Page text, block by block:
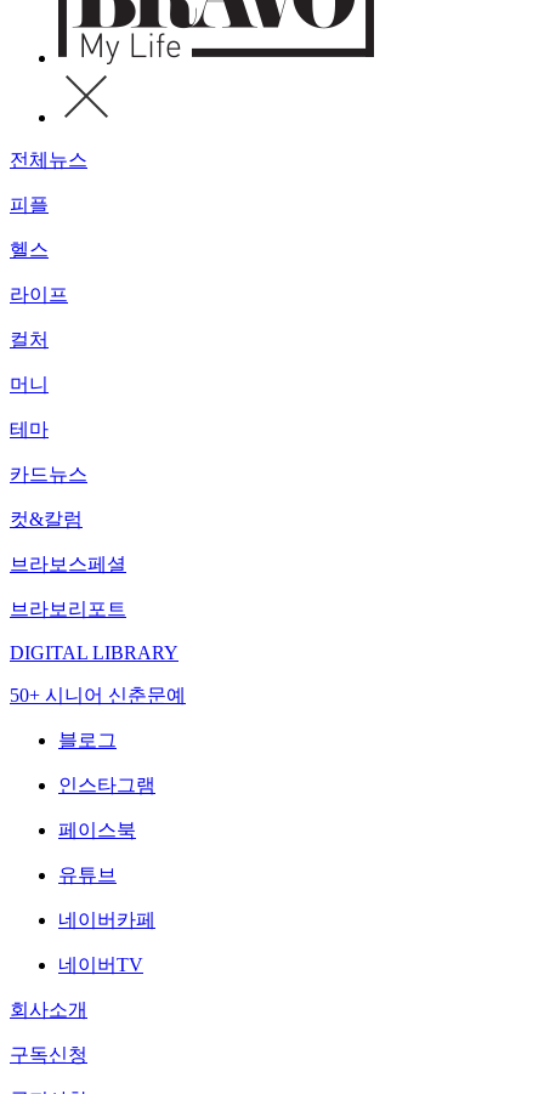
전체뉴스
피플
헬스
라이프
컬처
머니
테마
카드뉴스
컷&칼럼
브라보스페셜
브라보리포트
DIGITAL LIBRARY
50+ 시니어 신춘문예
블로그
인스타그램
페이스북
유튜브
네이버카페
네이버TV
회사소개
구독신청